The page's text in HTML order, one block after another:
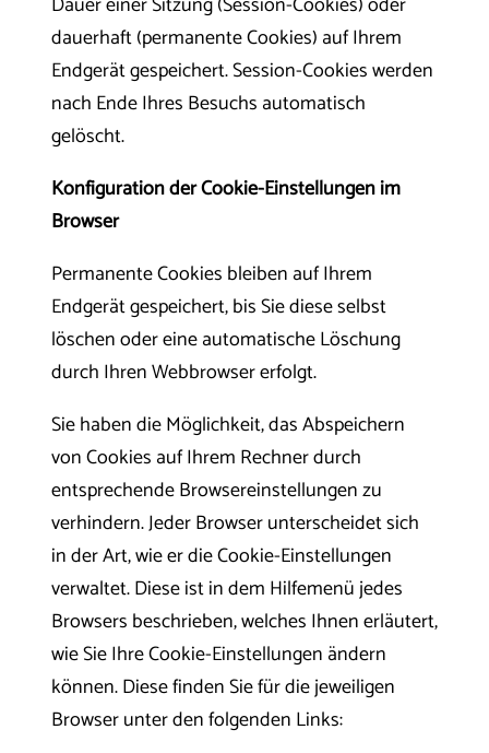
dauerhaft (permanente Cookies) auf Ihrem
Endgerät gespeichert. Session-Cookies werden
nach Ende Ihres Besuchs automatisch
gelöscht.
Konfiguration der Cookie-Einstellungen im
Browser
Permanente Cookies bleiben auf Ihrem
Endgerät gespeichert, bis Sie diese selbst
löschen oder eine automatische Löschung
durch Ihren Webbrowser erfolgt.
Sie haben die Möglichkeit, das Abspeichern
von Cookies auf Ihrem Rechner durch
entsprechende Browsereinstellungen zu
verhindern. Jeder Browser unterscheidet sich
in der Art, wie er die Cookie-Einstellungen
verwaltet. Diese ist in dem Hilfemenü jedes
Browsers beschrieben, welches Ihnen erläutert,
wie Sie Ihre Cookie-Einstellungen ändern
können. Diese finden Sie für die jeweiligen
Browser unter den folgenden Links: